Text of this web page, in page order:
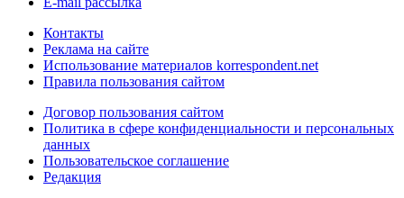
Контакты
Реклама на сайте
Использование материалов korrespondent.net
Правила пользования сайтом
Договор пользования сайтом
Политика в сфере конфиденциальности и персональных
данных
Пользовательское соглашение
Редакция